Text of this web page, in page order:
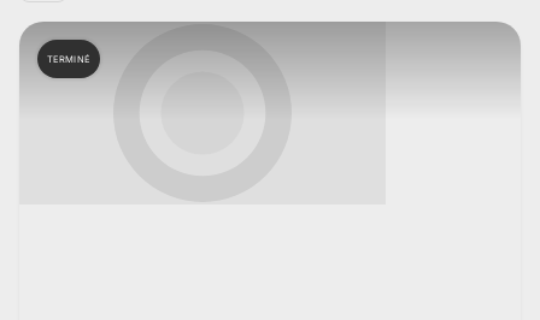
TERMINÉ